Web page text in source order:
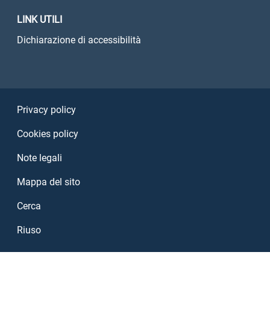
LINK UTILI
Dichiarazione di accessibilità
Privacy policy
Cookies policy
Note legali
Mappa del sito
Cerca
Riuso